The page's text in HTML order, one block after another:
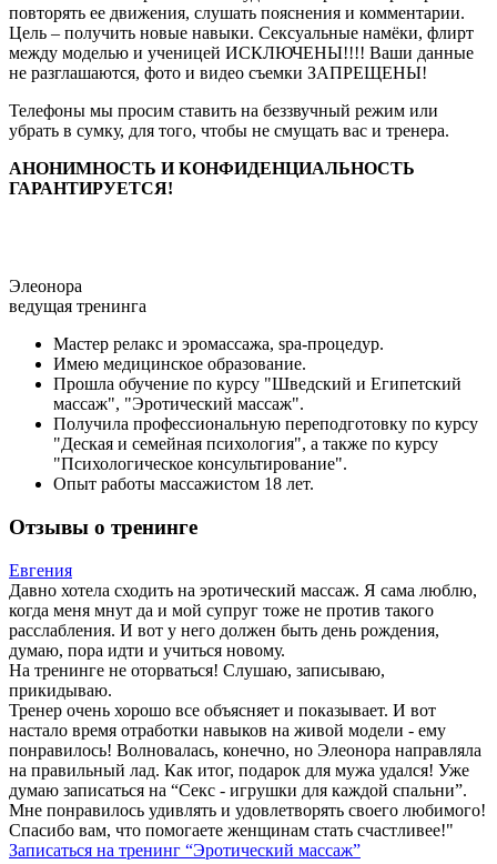
повторять ее движения, слушать пояснения и комментарии.
Цель – получить новые навыки. Сексуальные намёки, флирт
между моделью и ученицей ИСКЛЮЧЕНЫ!!!! Ваши данные
не разглашаются, фото и видео съемки ЗАПРЕЩЕНЫ!
Телефоны мы просим ставить на беззвучный режим или
убрать в сумку, для того, чтобы не смущать вас и тренера.
АНОНИМНОСТЬ И КОНФИДЕНЦИАЛЬНОСТЬ
ГАРАНТИРУЕТСЯ!
Элеонора
ведущая тренинга
Мастер релакс и эромассажа, spa-процедур.
Имею медицинское образование.
Прошла обучение по курсу "Шведский и Египетский
массаж", "Эротический массаж".
Получила профессиональную переподготовку по курсу
"Деская и семейная психология", а также по курсу
"Психологическое консультирование".
Опыт работы массажистом 18 лет.
Отзывы о тренинге
Евгения
Давно хотела сходить на эротический массаж. Я сама люблю,
когда меня мнут да и мой супруг тоже не против такого
расслабления. И вот у него должен быть день рождения,
думаю, пора идти и учиться новому.
На тренинге не оторваться! Слушаю, записываю,
прикидываю.
Тренер очень хорошо все объясняет и показывает. И вот
настало время отработки навыков на живой модели - ему
понравилось! Волновалась, конечно, но Элеонора направляла
на правильный лад. Как итог, подарок для мужа удался! Уже
думаю записаться на “Секс - игрушки для каждой спальни”.
Мне понравилось удивлять и удовлетворять своего любимого!
Спасибо вам, что помогаете женщинам стать счастливее!"
Записаться на тренинг “Эротический массаж”